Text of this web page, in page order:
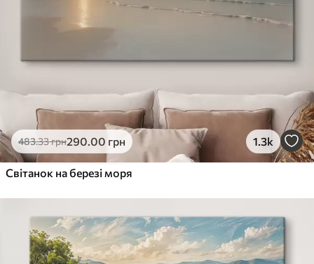
483.33грн290.00 грн 1.3k
Світанок на березі моря